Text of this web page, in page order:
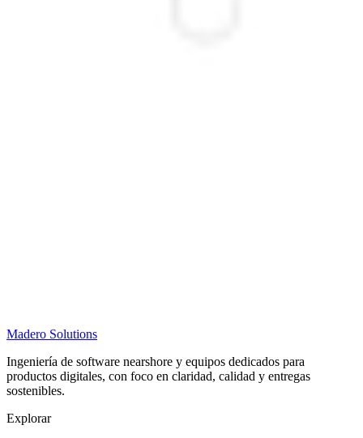
Madero Solutions
Ingeniería de software nearshore y equipos dedicados para
productos digitales, con foco en claridad, calidad y entregas
sostenibles.
Explorar